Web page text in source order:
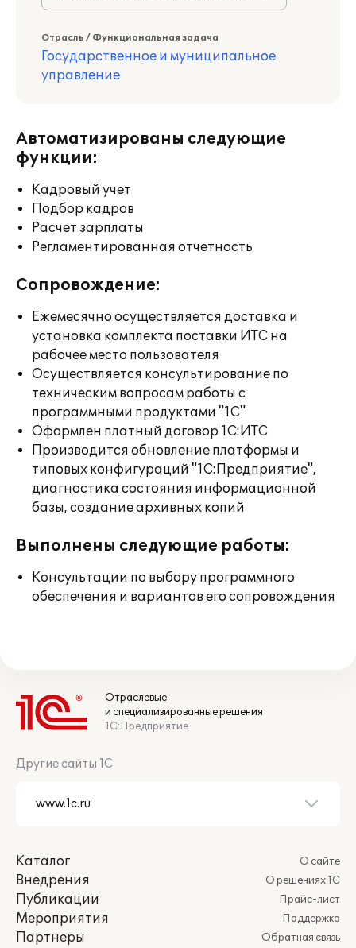
Отрасль / Функциональная задача
Государственное и муниципальное
управление
Автоматизированы следующие
функции:
Кадровый учет
Подбор кадров
Расчет зарплаты
Регламентированная отчетность
Сопровождение:
Ежемесячно осуществляется доставка и
установка комплекта поставки ИТС на
рабочее место пользователя
Осуществляется консультирование по
техническим вопросам работы с
программными продуктами "1С"
Оформлен платный договор 1С:ИТС
Производится обновление платформы и
типовых конфигураций "1С:Предприятие",
диагностика состояния информационной
базы, создание архивных копий
Выполнены следующие работы:
Консультации по выбору программного
обеспечения и вариантов его сопровождения
Отраслевые
и специализированные решения
1С:Предприятие
Другие сайты 1С
Каталог
Внедрения
Публикации
Мероприятия
Партнеры
О сайте
О решениях 1С
Прайс-лист
Поддержка
Обратная связь